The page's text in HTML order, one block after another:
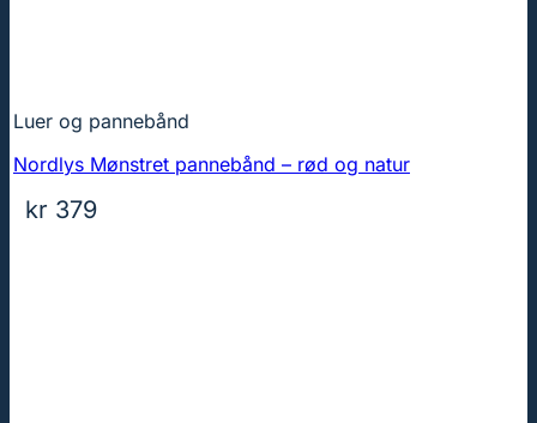
Luer og pannebånd
Nordlys Mønstret pannebånd – rød og natur
kr 379